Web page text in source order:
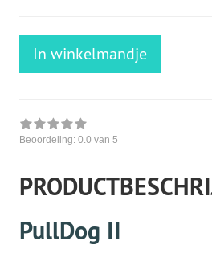
In winkelmandje
Beoordeling: 0.0 van 5
PullDog II